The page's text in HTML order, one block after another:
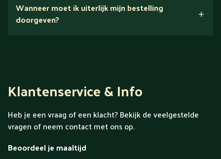
Ontdek alles over Gold
Wanneer moet ik uiterlijk mijn bestelling
doorgeven?
Klantenservice & Info
Heb je een vraag of een klacht? Bekijk de veelgestelde
vragen of neem contact met ons op.
Beoordeel je maaltijd